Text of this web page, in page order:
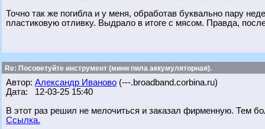
Точно так же погибла и у меня, обработав буквально пару
пластиковую отливку. Выдрало в итоге с мясом. Правда,
Re: Посоветуйте инструмент (мини пила аккумуляторная).
Автор: Александр Иваново (---.broadband.corbina.ru)
Дата: 12-03-25 15:40
В этот раз решил не мелочиться и заказал фирменную. Тем
Ссылка.